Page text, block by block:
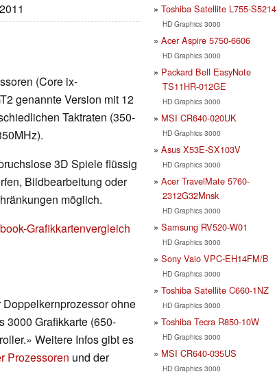
(Core ix-
genannte Version mit 12
Taktraten (350-
3D Spiele flüssig
Bildbearbeitung oder
möglich.
Grafikkartenvergleich
ohne
3000 Grafikkarte (650-
Weitere Infos gibt es
Prozessoren und der
Toshiba Satellite L755-S5214
HD Graphics 3000
Acer Aspire 5750-6606
HD Graphics 3000
Packard Bell EasyNote
TS11HR-012GE
HD Graphics 3000
MSI CR640-020UK
HD Graphics 3000
Asus X53E-SX103V
HD Graphics 3000
Acer TravelMate 5760-
2312G32Mnsk
HD Graphics 3000
Samsung RV520-W01
HD Graphics 3000
Sony Vaio VPC-EH14FM/B
HD Graphics 3000
Toshiba Satellite C660-1NZ
HD Graphics 3000
Toshiba Tecra R850-10W
HD Graphics 3000
MSI CR640-035US
HD Graphics 3000